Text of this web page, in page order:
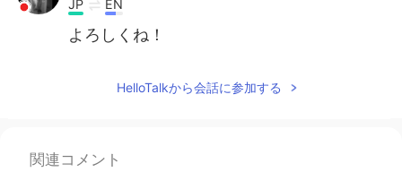
JP EN
よろしくね！
HelloTalkから会話に参加する
関連コメント